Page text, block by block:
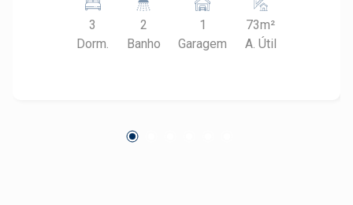
Características do Imóvel: 3 dormitórios, sendo
1 suíte e um deles com armário Banheiro social
com gabinete e Box Blindex Sala ampla Cozinha
arejados Excelente localização, com
3
Dorm.
2
Banho
1
Garagem
73m²
A. Útil